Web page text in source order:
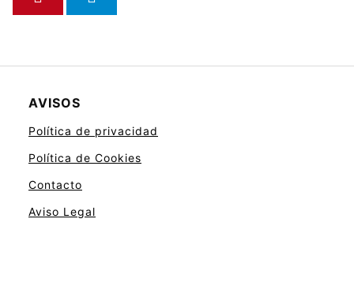
AVISOS
Política de privacidad
Política de Cookies
Contacto
Aviso Legal